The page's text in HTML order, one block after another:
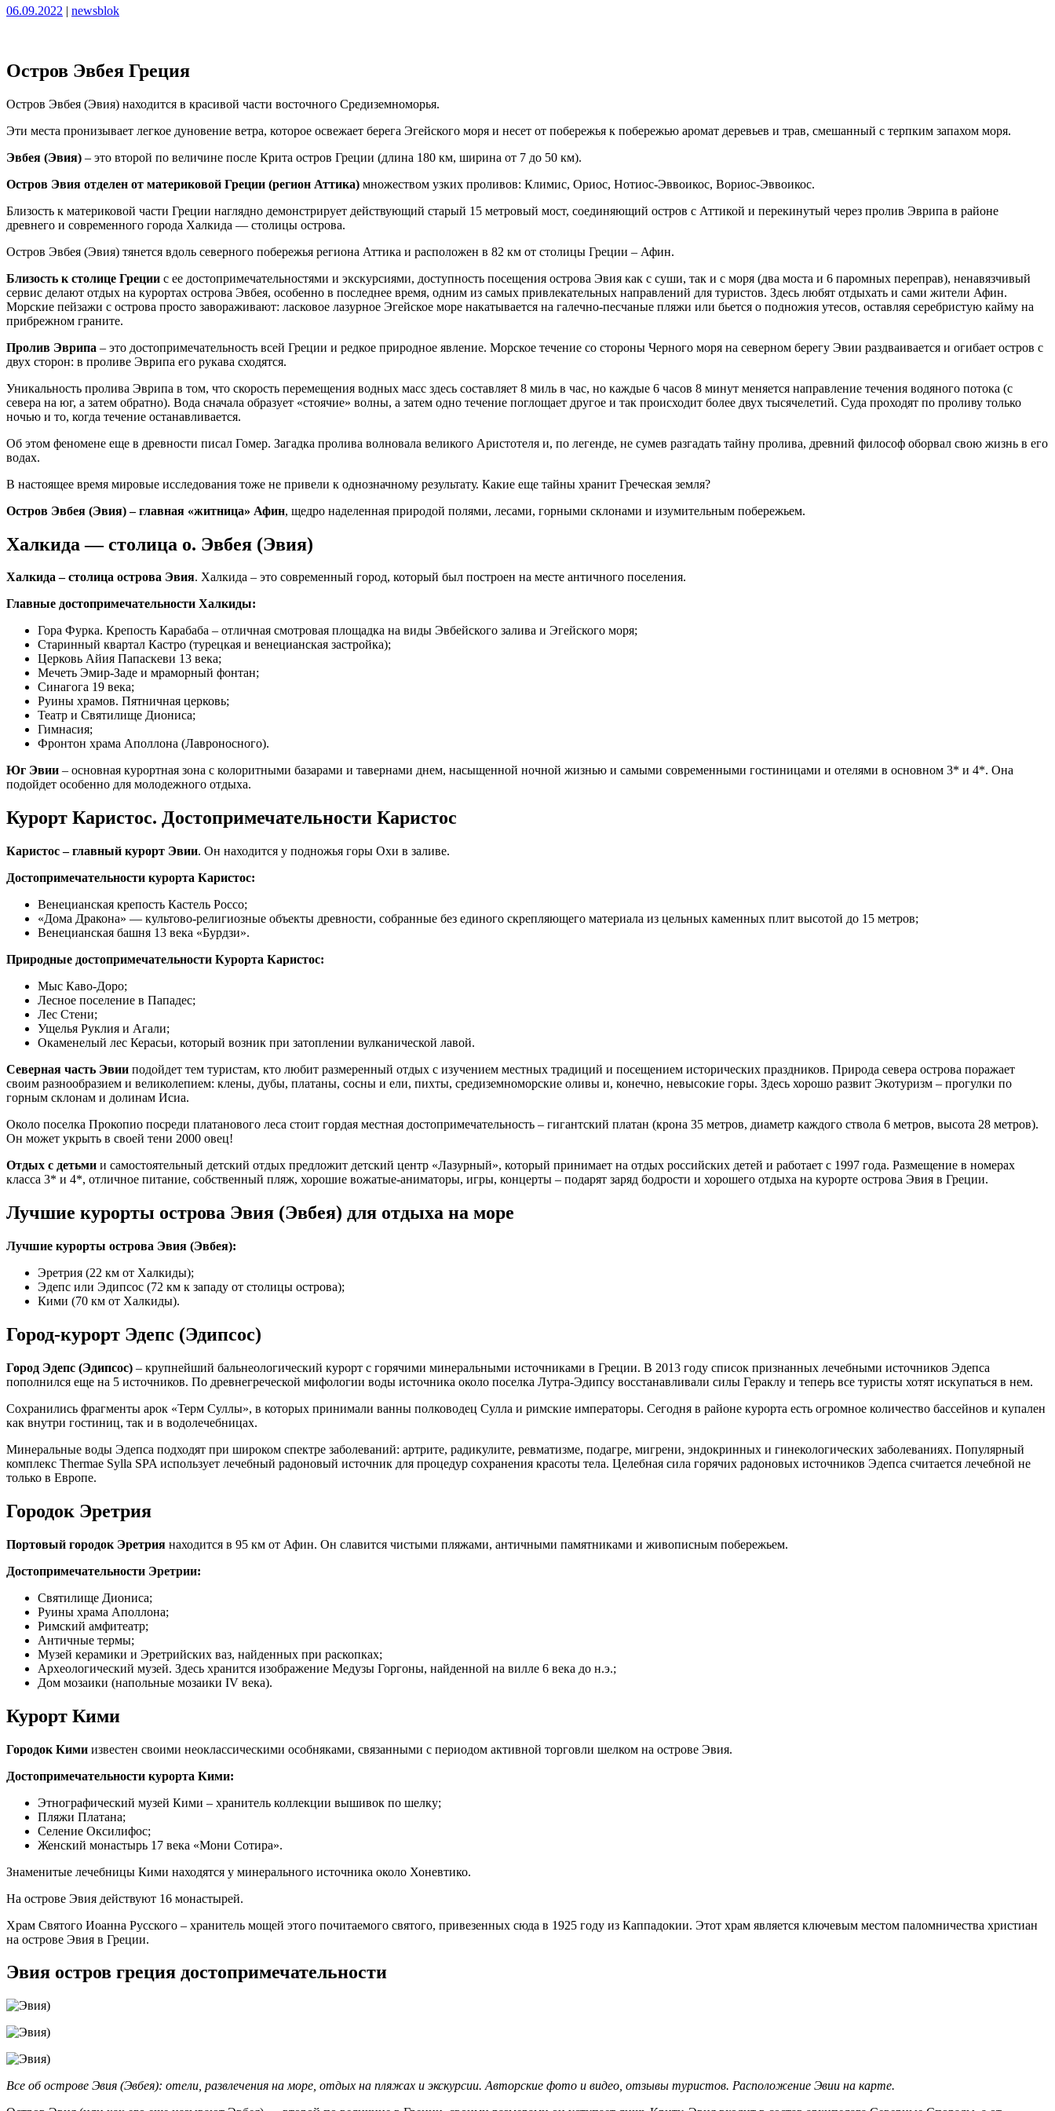
Опубликовано
06.09.2022 | Опубликовано
newsblok
Остров Эвбея Греция
Остров Эвбея (Эвия) находится в красивой части восточного Средиземноморья.
Эти места пронизывает легкое дуновение ветра, которое освежает берега Эгейского моря и несет от побережья к побережью аромат деревьев и трав, смешанный с терпким запахом моря.
Эвбея (Эвия) – это второй по величине после Крита остров Греции (длина 180 км, ширина от 7 до 50 км).
Остров Эвия отделен от материковой Греции (регион Аттика) множеством узких проливов: Климис, Ориос, Нотиос-Эввоикос, Вориос-Эввоикос.
Близость к материковой части Греции наглядно демонстрирует действующий старый 15 метровый мост, соединяющий остров с Аттикой и перекинутый через пролив Эврипа в районе
древнего и современного города Халкида — столицы острова.
Остров Эвбея (Эвия) тянется вдоль северного побережья региона Аттика и расположен в 82 км от столицы Греции – Афин.
Близость к столице Греции с ее достопримечательностями и экскурсиями, доступность посещения острова Эвия как с суши, так и с моря (два моста и 6 паромных переправ), ненавязчивый
сервис делают отдых на курортах острова Эвбея, особенно в последнее время, одним из самых привлекательных направлений для туристов. Здесь любят отдыхать и сами жители Афин.
Морские пейзажи с острова просто завораживают: ласковое лазурное Эгейское море накатывается на галечно-песчаные пляжи или бьется о подножия утесов, оставляя серебристую кайму на
прибрежном граните.
Пролив Эврипа – это достопримечательность всей Греции и редкое природное явление. Морское течение со стороны Черного моря на северном берегу Эвии раздваивается и огибает остров с
двух сторон: в проливе Эврипа его рукава сходятся.
Уникальность пролива Эврипа в том, что скорость перемещения водных масс здесь составляет 8 миль в час, но каждые 6 часов 8 минут меняется направление течения водяного потока (с
севера на юг, а затем обратно). Вода сначала образует «стоячие» волны, а затем одно течение поглощает другое и так происходит более двух тысячелетий. Суда проходят по проливу только
ночью и то, когда течение останавливается.
Об этом феномене еще в древности писал Гомер. Загадка пролива волновала великого Аристотеля и, по легенде, не сумев разгадать тайну пролива, древний философ оборвал свою жизнь в его
водах.
В настоящее время мировые исследования тоже не привели к однозначному результату. Какие еще тайны хранит Греческая земля?
Остров Эвбея (Эвия) – главная «житница» Афин, щедро наделенная природой полями, лесами, горными склонами и изумительным побережьем.
Халкида — столица о. Эвбея (Эвия)
Халкида – столица острова Эвия. Халкида – это современный город, который был построен на месте античного поселения.
Главные достопримечательности Халкиды:
Гора Фурка. Крепость Карабаба – отличная смотровая площадка на виды Эвбейского залива и Эгейского моря;
Старинный квартал Кастро (турецкая и венецианская застройка);
Церковь Айия Папаскеви 13 века;
Мечеть Эмир-Заде и мраморный фонтан;
Синагога 19 века;
Руины храмов. Пятничная церковь;
Театр и Святилище Диониса;
Гимнасия;
Фронтон храма Аполлона (Лавроносного).
Юг Эвии – основная курортная зона с колоритными базарами и тавернами днем, насыщенной ночной жизнью и самыми современными гостиницами и отелями в основном 3* и 4*. Она
подойдет особенно для молодежного отдыха.
Курорт Каристос. Достопримечательности Каристос
Каристос – главный курорт Эвии. Он находится у подножья горы Охи в заливе.
Достопримечательности курорта Каристос:
Венецианская крепость Кастель Россо;
«Дома Дракона» — культово-религиозные объекты древности, собранные без единого скрепляющего материала из цельных каменных плит высотой до 15 метров;
Венецианская башня 13 века «Бурдзи».
Природные достопримечательности Курорта Каристос:
Мыс Каво-Доро;
Лесное поселение в Пападес;
Лес Стени;
Ущелья Руклия и Агали;
Окаменелый лес Керасьи, который возник при затоплении вулканической лавой.
Северная часть Эвии подойдет тем туристам, кто любит размеренный отдых с изучением местных традиций и посещением исторических праздников. Природа севера острова поражает
своим разнообразием и великолепием: клены, дубы, платаны, сосны и ели, пихты, средиземноморские оливы и, конечно, невысокие горы. Здесь хорошо развит Экотуризм – прогулки по
горным склонам и долинам Исиа.
Около поселка Прокопио посреди платанового леса стоит гордая местная достопримечательность – гигантский платан (крона 35 метров, диаметр каждого ствола 6 метров, высота 28 метров).
Он может укрыть в своей тени 2000 овец!
Отдых с детьми и самостоятельный детский отдых предложит детский центр «Лазурный», который принимает на отдых российских детей и работает с 1997 года. Размещение в номерах
класса 3* и 4*, отличное питание, собственный пляж, хорошие вожатые-аниматоры, игры, концерты – подарят заряд бодрости и хорошего отдыха на курорте острова Эвия в Греции.
Лучшие курорты острова Эвия (Эвбея) для отдыха на море
Лучшие курорты острова Эвия (Эвбея):
Эретрия (22 км от Халкиды);
Эдепс или Эдипсос (72 км к западу от столицы острова);
Кими (70 км от Халкиды).
Город-курорт Эдепс (Эдипсос)
Город Эдепс (Эдипсос) – крупнейший бальнеологический курорт с горячими минеральными источниками в Греции. В 2013 году список признанных лечебными источников Эдепса
пополнился еще на 5 источников. По древнегреческой мифологии воды источника около поселка Лутра-Эдипсу восстанавливали силы Гераклу и теперь все туристы хотят искупаться в нем.
Сохранились фрагменты арок «Терм Суллы», в которых принимали ванны полководец Сулла и римские императоры. Сегодня в районе курорта есть огромное количество бассейнов и купален
как внутри гостиниц, так и в водолечебницах.
Минеральные воды Эдепса подходят при широком спектре заболеваний: артрите, радикулите, ревматизме, подагре, мигрени, эндокринных и гинекологических заболеваниях. Популярный
комплекс Thermae Sylla SPA использует лечебный радоновый источник для процедур сохранения красоты тела. Целебная сила горячих радоновых источников Эдепса считается лечебной не
только в Европе.
Городок Эретрия
Портовый городок Эретрия находится в 95 км от Афин. Он славится чистыми пляжами, античными памятниками и живописным побережьем.
Достопримечательности Эретрии:
Святилище Диониса;
Руины храма Аполлона;
Римский амфитеатр;
Античные термы;
Музей керамики и Эретрийских ваз, найденных при раскопках;
Археологический музей. Здесь хранится изображение Медузы Горгоны, найденной на вилле 6 века до н.э.;
Дом мозаики (напольные мозаики IV века).
Курорт Кими
Городок Кими известен своими неоклассическими особняками, связанными с периодом активной торговли шелком на острове Эвия.
Достопримечательности курорта Кими:
Этнографический музей Кими – хранитель коллекции вышивок по шелку;
Пляжи Платана;
Селение Оксилифос;
Женский монастырь 17 века «Мони Сотира».
Знаменитые лечебницы Кими находятся у минерального источника около Хоневтико.
На острове Эвия действуют 16 монастырей.
Храм Святого Иоанна Русского – хранитель мощей этого почитаемого святого, привезенных сюда в 1925 году из Каппадокии. Этот храм является ключевым местом паломничества христиан
на острове Эвия в Греции.
Эвия остров греция достопримечательности
Все об острове Эвия (Эвбея): отели, развлечения на море, отдых на пляжах и экскурсии. Авторские фото и видео, отзывы туристов. Расположение Эвии на карте.